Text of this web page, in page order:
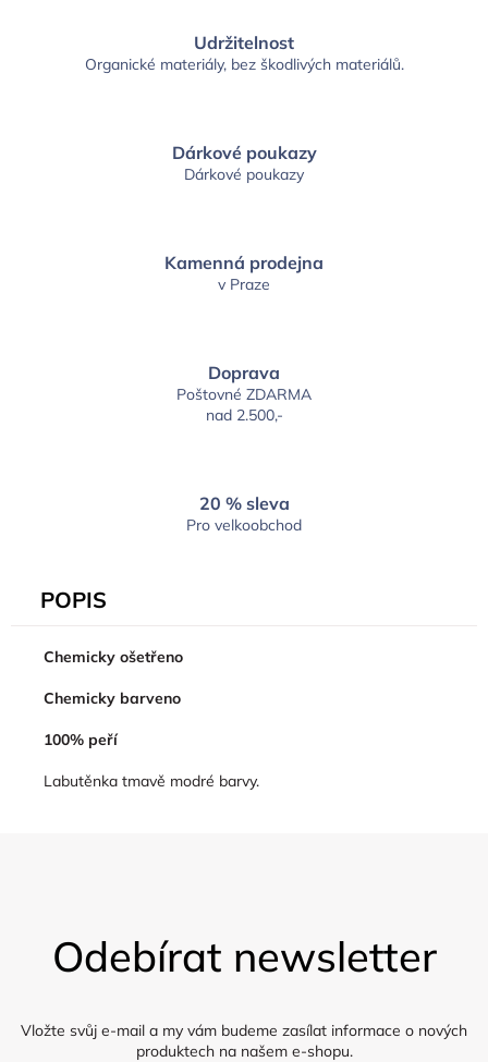
Udržitelnost
Organické materiály, bez škodlivých materiálů.
Dárkové poukazy
Dárkové poukazy
Kamenná prodejna
v Praze
Doprava
Poštovné ZDARMA
nad 2.500,-
20 % sleva
Pro velkoobchod
POPIS
Chemicky ošetřeno
Chemicky barveno
100% peří
Labutěnka tmavě modré barvy.
Odebírat newsletter
Vložte svůj e-mail a my vám budeme zasílat informace o nových
produktech na našem e-shopu.